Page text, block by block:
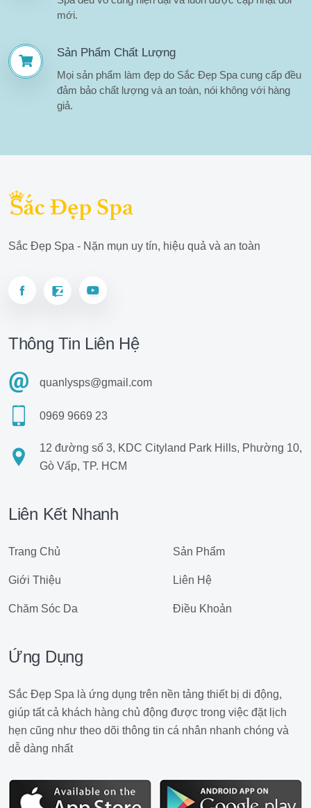
mới.
Sản Phẩm Chất Lượng
Mọi sản phẩm làm đẹp do Sắc Đẹp Spa cung cấp đều
đảm bảo chất lượng và an toàn, nói không với hàng
giả.
Sắc Đẹp Spa - Nặn mụn uy tín, hiệu quả và an toàn
Thông Tin Liên Hệ
quanlysps@gmail.com
0969 9669 23
12 đường số 3, KDC Cityland Park Hills, Phường 10,
Gò Vấp, TP. HCM
Liên Kết Nhanh
Trang Chủ
Giới Thiệu
Chăm Sóc Da
Sản Phẩm
Liên Hệ
Điều Khoản
Ứng Dụng
Sắc Đẹp Spa là ứng dụng trên nền tảng thiết bị di động,
giúp tất cả khách hàng chủ động được trong việc đặt lịch
hẹn cũng như theo dõi thông tin cá nhân nhanh chóng và
dễ dàng nhất